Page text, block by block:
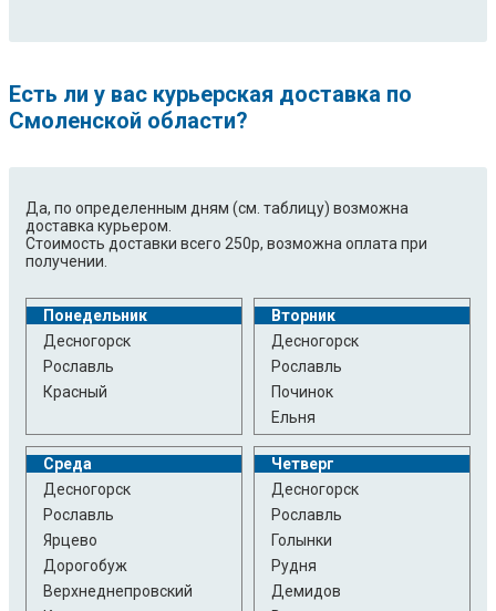
Есть ли у вас курьерская доставка по
Смоленской области?
Да, по определенным дням (см. таблицу) возможна
доставка курьером.
Стоимость доставки всего 250р, возможна оплата при
получении.
Понедельник
Десногорск
Рославль
Красный
Вторник
Десногорск
Рославль
Починок
Ельня
Среда
Десногорск
Рославль
Ярцево
Дорогобуж
Верхнеднепровский
Четверг
Десногорск
Рославль
Голынки
Рудня
Демидов